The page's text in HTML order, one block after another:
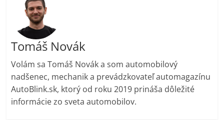
Tomáš Novák
Volám sa Tomáš Novák a som automobilový
nadšenec, mechanik a prevádzkovateľ automagazínu
AutoBlink.sk, ktorý od roku 2019 prináša dôležité
informácie zo sveta automobilov.